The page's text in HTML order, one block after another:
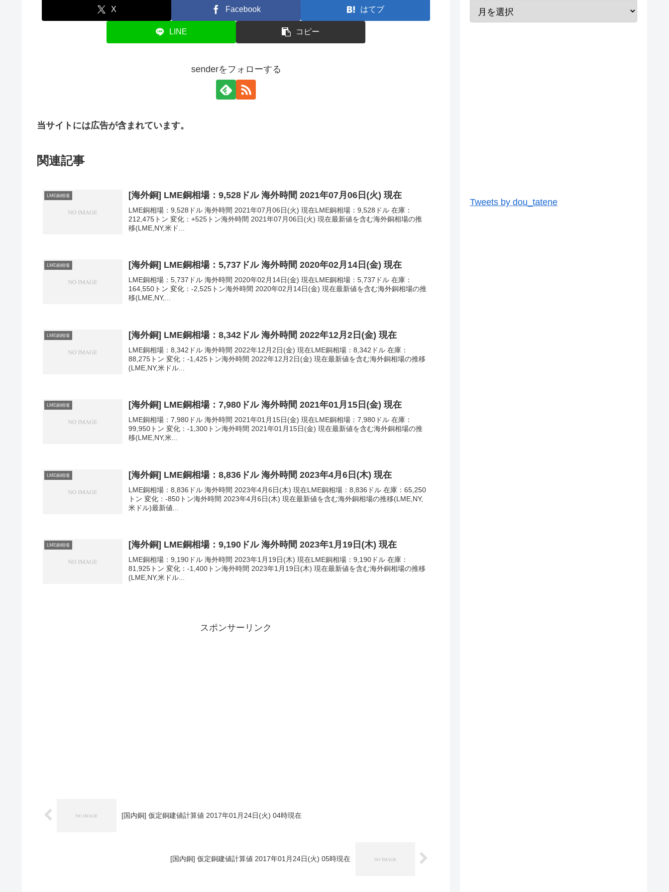
X Facebook はてブ
LINE コピー
senderをフォローする
当サイトには広告が含まれています。
関連記事
LME銅相場 [海外銅] LME銅相場：9,528ドル 海外時間 2021年07月06日(火) 現在
LME銅相場：9,528ドル 海外時間 2021年07月06日(火) 現在LME銅相場：9,528ドル 在庫：
212,475トン 変化：+525トン海外時間 2021年07月06日(火) 現在最新値を含む海外銅相場の推
移(LME,NY,米ド...
LME銅相場 [海外銅] LME銅相場：5,737ドル 海外時間 2020年02月14日(金) 現在
LME銅相場：5,737ドル 海外時間 2020年02月14日(金) 現在LME銅相場：5,737ドル 在庫：
164,550トン 変化：-2,525トン海外時間 2020年02月14日(金) 現在最新値を含む海外銅相場の推
移(LME,NY,...
LME銅相場 [海外銅] LME銅相場：8,342ドル 海外時間 2022年12月2日(金) 現在
LME銅相場：8,342ドル 海外時間 2022年12月2日(金) 現在LME銅相場：8,342ドル 在庫：
88,275トン 変化：-1,425トン海外時間 2022年12月2日(金) 現在最新値を含む海外銅相場の推移
(LME,NY,米ドル...
LME銅相場 [海外銅] LME銅相場：7,980ドル 海外時間 2021年01月15日(金) 現在
LME銅相場：7,980ドル 海外時間 2021年01月15日(金) 現在LME銅相場：7,980ドル 在庫：
99,950トン 変化：-1,300トン海外時間 2021年01月15日(金) 現在最新値を含む海外銅相場の推
移(LME,NY,米...
LME銅相場 [海外銅] LME銅相場：8,836ドル 海外時間 2023年4月6日(木) 現在
LME銅相場：8,836ドル 海外時間 2023年4月6日(木) 現在LME銅相場：8,836ドル 在庫：65,250
トン 変化：-850トン海外時間 2023年4月6日(木) 現在最新値を含む海外銅相場の推移(LME,NY,
米ドル)最新値...
LME銅相場 [海外銅] LME銅相場：9,190ドル 海外時間 2023年1月19日(木) 現在
LME銅相場：9,190ドル 海外時間 2023年1月19日(木) 現在LME銅相場：9,190ドル 在庫：
81,925トン 変化：-1,400トン海外時間 2023年1月19日(木) 現在最新値を含む海外銅相場の推移
(LME,NY,米ドル...
スポンサーリンク
[国内銅] 仮定銅建値計算値 2017年01月24日(火) 04時現在
[国内銅] 仮定銅建値計算値 2017年01月24日(火) 05時現在
Tweets by dou_tatene